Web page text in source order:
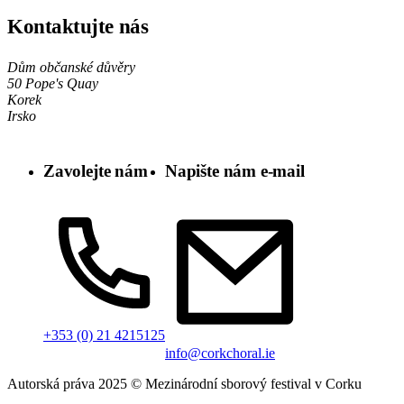
Kontaktujte nás
Dům občanské důvěry
50 Pope's Quay
Korek
Irsko
Zavolejte nám
+353 (0) 21 4215125
Napište nám e-mail
info@corkchoral.ie
Autorská práva 2025 © Mezinárodní sborový festival v Corku